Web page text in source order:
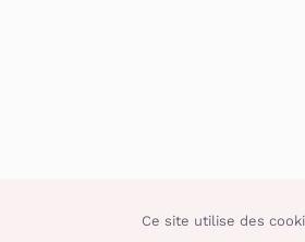
Ce site utilise des